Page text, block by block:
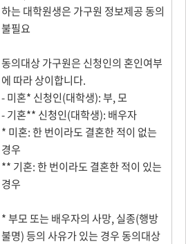
하는 대학원생은 가구원 정보제공 동의
불필요
동의대상 가구원은 신청인의 혼인여부
에 따라 상이합니다.
- 미혼* 신청인(대학생): 부, 모
- 기혼** 신청인(대학생): 배우자
* 미혼: 한 번이라도 결혼한 적이 없는
경우
** 기혼: 한 번이라도 결혼한 적이 있는
경우
* 부모 또는 배우자의 사망, 실종(행방
불명) 등의 사유가 있는 경우 동의대상